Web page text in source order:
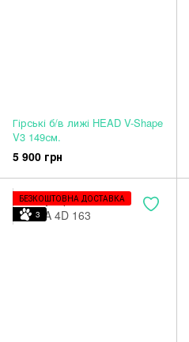
Гірські б/в лижі HEAD V-Shape
V3 149см.
5 900 грн
БЕЗКОШТОВНА ДОСТАВКА
3